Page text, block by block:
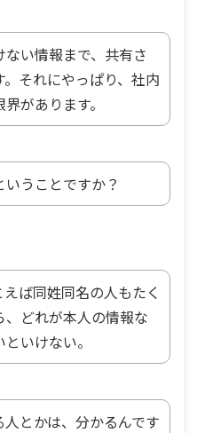
い情報まで、共有さ
それにやっぱり、社内
があります。
うことですか？
ば同姓同名の人もたく
、どれが本人の情報な
いけない。
とかは、分かるんです